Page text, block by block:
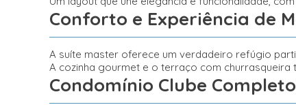
Conforto e Experiência de
A suíte master oferece um verdadeiro refúgio
A cozinha gourmet e o terraço com
Condomínio Clube Completo